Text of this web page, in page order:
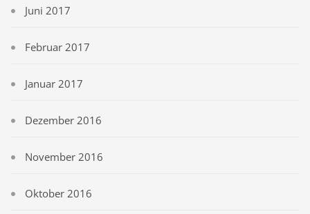
Juni 2017
Februar 2017
Januar 2017
Dezember 2016
November 2016
Oktober 2016